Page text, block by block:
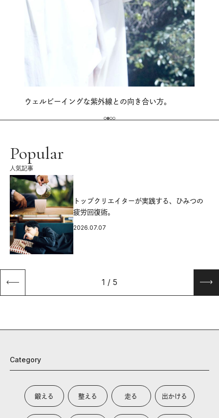
ウェルビーイングな紫外線との向き合い方。
Popular
人気記事
トップクリエイターが実践する、ひみつの
疲労回復術。
2026.07.07
1 / 5
Category
鍛える 整える 走る 出かける